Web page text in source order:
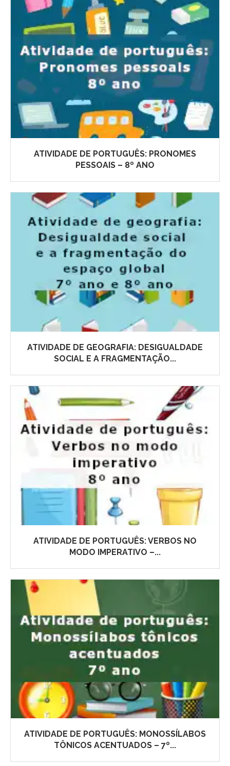
ATIVIDADE DE PORTUGUÊS: PRONOMES
PESSOAIS – 8º ANO
ATIVIDADE DE GEOGRAFIA: DESIGUALDADE
SOCIAL E A FRAGMENTAÇÃO...
ATIVIDADE DE PORTUGUÊS: VERBOS NO
MODO IMPERATIVO –...
ATIVIDADE DE PORTUGUÊS: MONOSSÍLABOS
TÔNICOS ACENTUADOS – 7º...